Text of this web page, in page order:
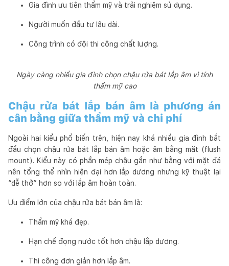
Gia đình ưu tiên thẩm mỹ và trải nghiệm sử dụng.
Người muốn đầu tư lâu dài.
Công trình có đội thi công chất lượng.
Ngày càng nhiều gia đình chọn chậu rửa bát lắp âm vì tính
thẩm mỹ cao
Chậu rửa bát lắp bán âm là phương án
cân bằng giữa thẩm mỹ và chi phí
Ngoài hai kiểu phổ biến trên, hiện nay khá nhiều gia đình bắt
đầu chọn chậu rửa bát lắp bán âm hoặc âm bằng mặt (flush
mount). Kiểu này có phần mép chậu gần như bằng với mặt đá
nên tổng thể nhìn hiện đại hơn lắp dương nhưng kỹ thuật lại
“dễ thở” hơn so với lắp âm hoàn toàn.
Ưu điểm lớn của chậu rửa bát bán âm là:
Thẩm mỹ khá đẹp.
Hạn chế đọng nước tốt hơn chậu lắp dương.
Thi công đơn giản hơn lắp âm.